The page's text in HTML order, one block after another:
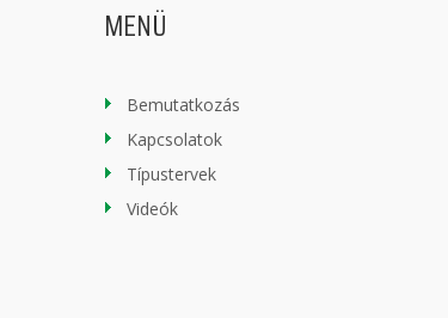
MENÜ
Bemutatkozás
Kapcsolatok
Típustervek
Videók